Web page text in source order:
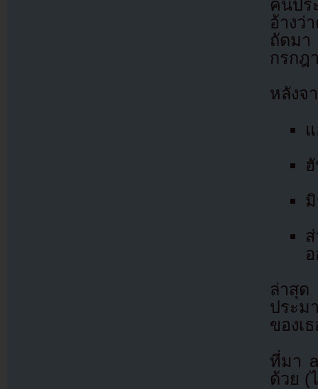
คนปร
อ้างว่
ถัดม
กรกฎ
หลังจ
ล่าสุด
ประม
ของเ
ที่มา
ด้วย (